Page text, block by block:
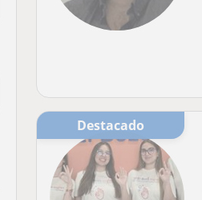
Destacado